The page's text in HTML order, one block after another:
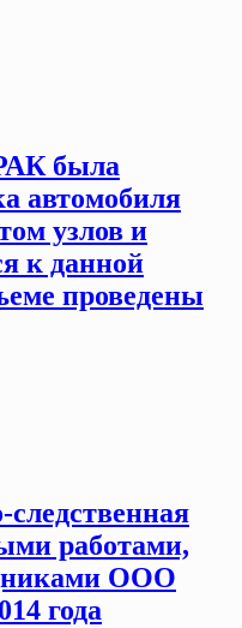
была
автомобиля
узлов и
к данной
проведены
работами,
ООО
года